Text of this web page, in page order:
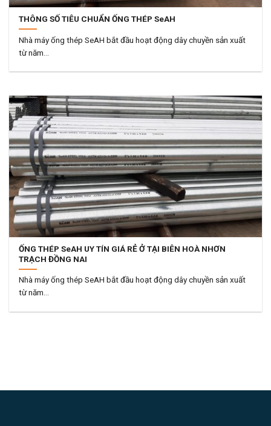
THÔNG SỐ TIÊU CHUẨN ỐNG THÉP SeAH
Nhà máy ống thép SeAH bắt đầu hoạt động dây chuyền sản xuất
từ năm...
ỐNG THÉP SeAH UY TÍN GIÁ RẺ Ở TẠI BIÊN HOÀ NHƠN
TRẠCH ĐỒNG NAI
Nhà máy ống thép SeAH bắt đầu hoạt động dây chuyền sản xuất
từ năm...